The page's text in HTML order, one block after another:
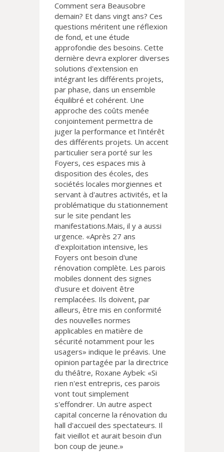
Comment sera Beausobre
demain? Et dans vingt ans? Ces
questions méritent une réflexion
de fond, et une étude
approfondie des besoins. Cette
dernière devra explorer diverses
solutions d'extension en
intégrant les différents projets,
par phase, dans un ensemble
équilibré et cohérent. Une
approche des coûts menée
conjointement permettra de
juger la performance et l'intérêt
des différents projets. Un accent
particulier sera porté sur les
Foyers, ces espaces mis à
disposition des écoles, des
sociétés locales morgiennes et
servant à d'autres activités, et la
problématique du stationnement
sur le site pendant les
manifestations.Mais, il y a aussi
urgence. «Après 27 ans
d'exploitation intensive, les
Foyers ont besoin d'une
rénovation complète. Les parois
mobiles donnent des signes
d'usure et doivent être
remplacées. Ils doivent, par
ailleurs, être mis en conformité
des nouvelles normes
applicables en matière de
sécurité notamment pour les
usagers» indique le préavis. Une
opinion partagée par la directrice
du théâtre, Roxane Aybek: «Si
rien n'est entrepris, ces parois
vont tout simplement
s'effondrer. Un autre aspect
capital concerne la rénovation du
hall d'accueil des spectateurs. Il
fait vieillot et aurait besoin d'un
bon coup de jeune.»